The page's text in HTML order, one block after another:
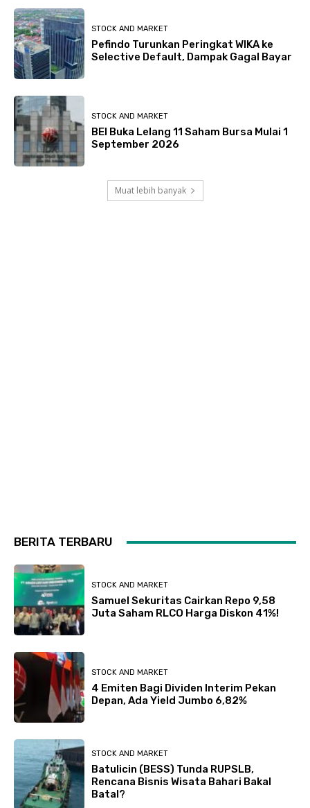
STOCK AND MARKET
Pefindo Turunkan Peringkat WIKA ke
Selective Default, Dampak Gagal Bayar
STOCK AND MARKET
BEI Buka Lelang 11 Saham Bursa Mulai 1
September 2026
Muat lebih banyak
BERITA TERBARU
STOCK AND MARKET
Samuel Sekuritas Cairkan Repo 9,58
Juta Saham RLCO Harga Diskon 41%!
STOCK AND MARKET
4 Emiten Bagi Dividen Interim Pekan
Depan, Ada Yield Jumbo 6,82%
STOCK AND MARKET
Batulicin (BESS) Tunda RUPSLB,
Rencana Bisnis Wisata Bahari Bakal
Batal?